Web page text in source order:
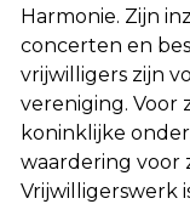
Harmonie. Zijn
concerten en
vrijwilligers zijn
vereniging. Voor
koninklijke
waardering voor
Vrijwilligerswerk